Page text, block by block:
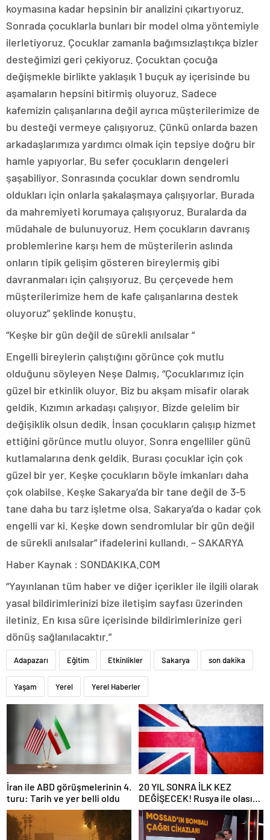
koymasına kadar hepsinin bir analizini çıkartıyoruz.
Sonrada çocuklarla bunları bir model olma yöntemiyle
ilerletiyoruz. Çocuklar zamanla bağımsızlaştıkça bizler
desteğimizi geri çekiyoruz. Çocuktan çocuğa
değişmekle birlikte yaklaşık 1 buçuk ay içerisinde bu
aşamaların hepsini bitirmiş oluyoruz. Sadece
kafemizin çalışanlarına değil ayrıca müşterilerimize de
bu desteği vermeye çalışıyoruz. Çünkü onlarda bazen
arkadaşlarımıza yardımcı olmak için tepsiye doğru bir
hamle yapıyorlar. Bu sefer çocukların dengeleri
şaşabiliyor. Sonrasında çocuklar down sendromlu
oldukları için onlarla şakalaşmaya çalışıyorlar. Burada
da mahremiyeti korumaya çalışıyoruz. Buralarda da
müdahale de bulunuyoruz. Hem çocukların davranış
problemlerine karşı hem de müşterilerin aslında
onların tipik gelişim gösteren bireylermiş gibi
davranmaları için çalışıyoruz. Bu çerçevede hem
müşterilerimize hem de kafe çalışanlarına destek
oluyoruz” şeklinde konuştu.
“Keşke bir gün değil de sürekli anılsalar “
Engelli bireylerin çalıştığını görünce çok mutlu
olduğunu söyleyen Neşe Dalmış, “Çocuklarımız için
güzel bir etkinlik oluyor. Biz bu akşam misafir olarak
geldik. Kızımın arkadaşı çalışıyor. Bizde gelelim bir
değişiklik olsun dedik. İnsan çocukların çalışıp hizmet
ettiğini görünce mutlu oluyor. Sonra engelliler günü
kutlamalarına denk geldik. Burası çocuklar için çok
güzel bir yer. Keşke çocukların böyle imkanları daha
çok olabilse. Keşke Sakarya’da bir tane değil de 3-5
tane daha bu tarz işletme olsa. Sakarya’da o kadar çok
engelli var ki. Keşke down sendromlular bir gün değil
de sürekli anılsalar” ifadelerini kullandı. – SAKARYA
Haber Kaynak : SONDAKIKA.COM
“Yayınlanan tüm haber ve diğer içerikler ile ilgili olarak
yasal bildirimlerinizi bize iletişim sayfası üzerinden
iletiniz. En kısa süre içerisinde bildirimlerinize geri
dönüş sağlanılacaktır.”
Adapazarı Eğitim Etkinlikler Sakarya son dakika
Yaşam Yerel Yerel Haberler
İran ile ABD görüşmelerinin 4.
turu: Tarih ve yer belli oldu
20 YIL SONRA İLK KEZ
DEĞİŞECEK! Rusya ile olası
savaş… İngiltere’nin gizli
planı güncelleniyor!